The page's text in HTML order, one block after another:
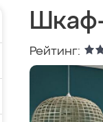
Рейтинг: